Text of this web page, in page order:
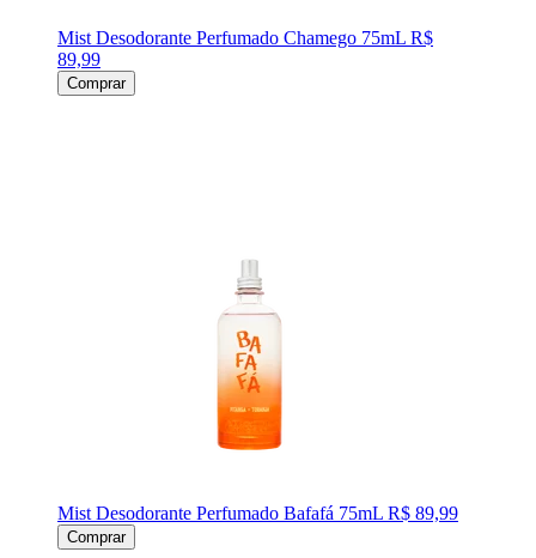
Mist Desodorante Perfumado Chamego 75mL R$
89,99
Comprar
Mist Desodorante Perfumado Bafafá 75mL R$ 89,99
Comprar